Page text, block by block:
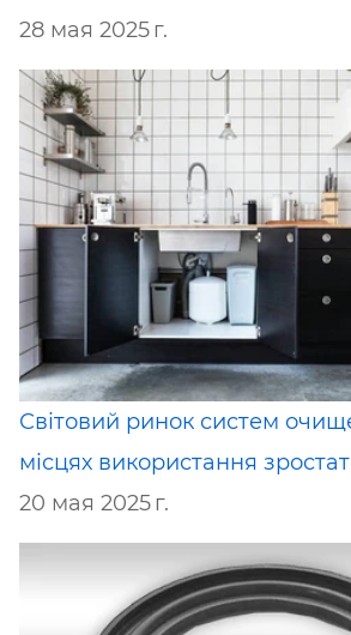
28 мая 2025 г.
Світовий ринок систем
місцях використання
20 мая 2025 г.